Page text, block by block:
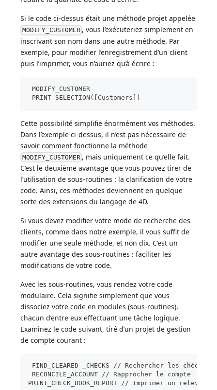
Si le code ci-dessus était une méthode projet appelée
MODIFY_CUSTOMER , vous l’exécuteriez simplement en
inscrivant son nom dans une autre méthode. Par
exemple, pour modifier l’enregistrement d’un client
puis l’imprimer, vous n’auriez qu’à écrire :
MODIFY_CUSTOMER
PRINT SELECTION([Customers])
Cette possibilité simplifie énormément vos méthodes.
Dans l’exemple ci-dessus, il n’est pas nécessaire de
savoir comment fonctionne la méthode
MODIFY_CUSTOMER , mais uniquement ce qu’elle fait.
C’est le deuxième avantage que vous pouvez tirer de
l’utilisation de sous-routines : la clarification de votre
code. Ainsi, ces méthodes deviennent en quelque
sorte des extensions du langage de 4D.
Si vous devez modifier votre mode de recherche des
clients, comme dans notre exemple, il vous suffit de
modifier une seule méthode, et non dix. C’est un
autre avantage des sous-routines : faciliter les
modifications de votre code.
Avec les sous-routines, vous rendez votre code
modulaire. Cela signifie simplement que vous
dissociez votre code en modules (sous-routines),
chacun d’entre eux effectuant une tâche logique.
Examinez le code suivant, tiré d’un projet de gestion
de compte courant :
FIND_CLEARED _CHECKS // Rechercher les chèques
RECONCILE_ACCOUNT // Rapprocher le compte
PRINT_CHECK_BOOK_REPORT // Imprimer un relevé